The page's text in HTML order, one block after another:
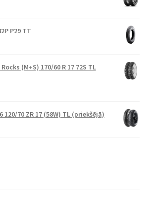
P29 TT
(M+S) 170/60 R 17 72S TL
120/70 ZR 17 (58W) TL (priekšējā)